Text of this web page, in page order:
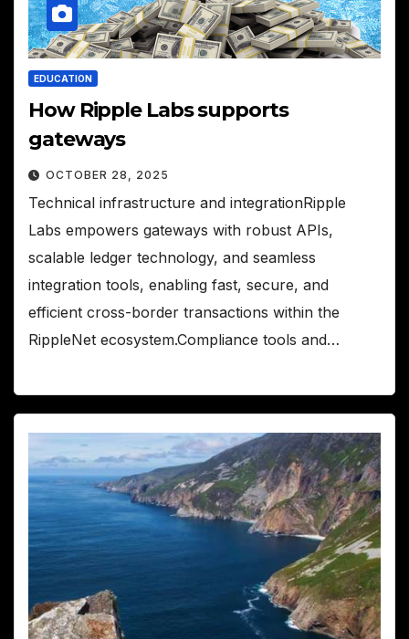
EDUCATION
How Ripple Labs supports
gateways
OCTOBER 28, 2025
Technical infrastructure and integrationRipple
Labs empowers gateways with robust APIs,
scalable ledger technology, and seamless
integration tools, enabling fast, secure, and
efficient cross-border transactions within the
RippleNet ecosystem.Compliance tools and…